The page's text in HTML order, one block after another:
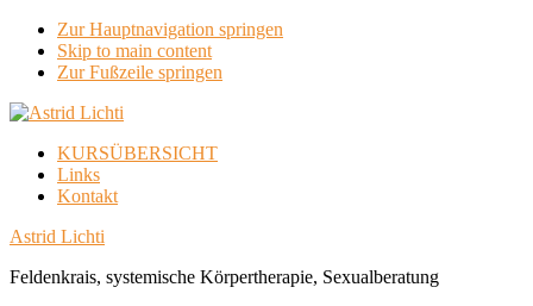
Zur Hauptnavigation springen
Skip to main content
Zur Fußzeile springen
KURSÜBERSICHT
Links
Kontakt
Astrid Lichti
Feldenkrais, systemische Körpertherapie, Sexualberatung